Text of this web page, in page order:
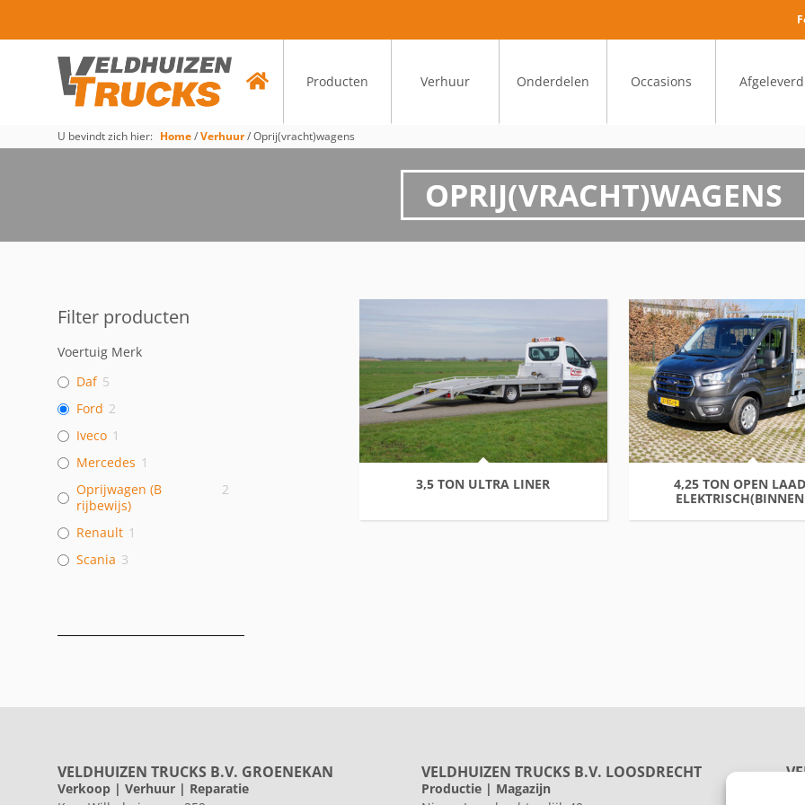
Producten Verhuur Onderdelen Occasions Afgeleverd
U bevindt zich hier: Home/Verhuur/Oprij(vracht)wagens
OPRIJ(VRACHT)WAGENS
Filter producten
Voertuig Merk
Daf 5
Ford 2
Iveco 1
Mercedes 1
Oprijwagen (B
rijbewijs)
2
Renault 1
Scania 3
3,5 TON ULTRA LINER
4,25 TON OPEN
VELDHUIZEN TRUCKS B.V. GROENEKAN
Verkoop | Verhuur | Reparatie
VELDHUIZEN TRUCKS B.V. LOOSDRECHT
Productie | Magazijn